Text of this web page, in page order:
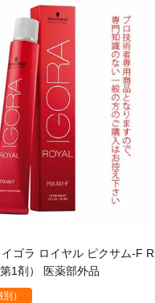
ゴラ ロイヤル ピクサム-F R
1剤） 医薬部外品
）